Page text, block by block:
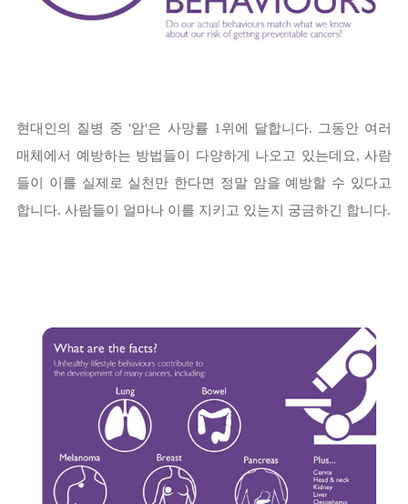
현대인의 질병 중 '암'은 사망률 1위에 달합니다. 그동안 여러
매체에서 예방하는 방법들이 다양하게 나오고 있는데요, 사람
들이 이를 실제로 실천만 한다면 정말 암을 예방할 수 있다고
합니다. 사람들이 얼마나 이를 지키고 있는지 궁금하긴 합니다.